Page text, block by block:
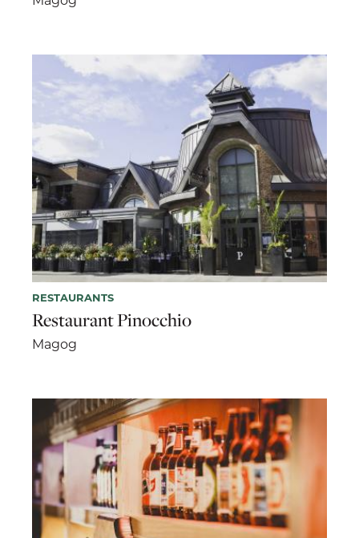
RESTAURANTS
Restaurant Pinocchio
Magog